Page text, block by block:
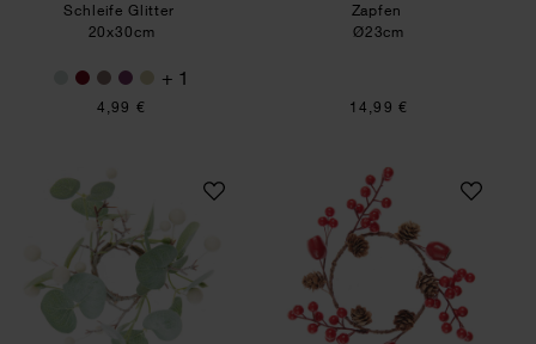
Schleife Glitter
20x30cm
+ 1
4,99 €
Zapfen
Ø23cm
14,99 €
Blätterkranz mit SchneebeerenZapfenkranz mit